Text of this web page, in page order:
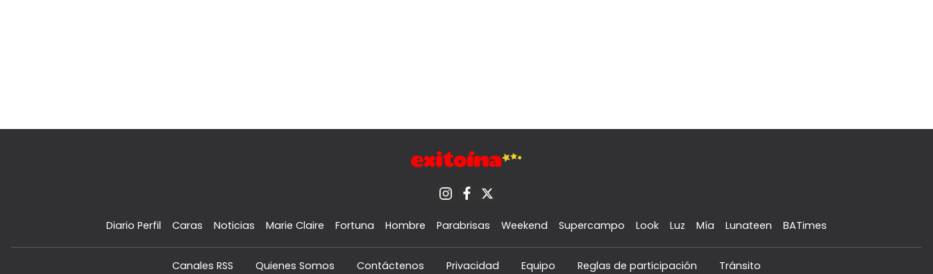
Diario Perfil Caras Noticias Marie Claire Fortuna Hombre Parabrisas Weekend Supercampo Look Luz Mía Lunateen BATimes
Canales RSS Quienes Somos Contáctenos Privacidad Equipo Reglas de participación Tránsito